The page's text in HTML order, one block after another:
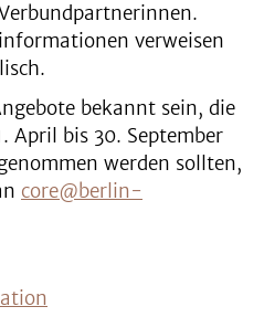
verweisen
bekannt sein, die
April bis 30. September
werden sollten,
core@berlin-